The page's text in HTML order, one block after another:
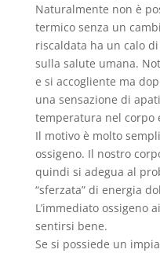
Naturalmente non è
termico senza un
riscaldata ha un calo
sulla salute umana.
e si accogliente ma
una sensazione di
temperatura nel corpo
Il motivo è molto
ossigeno. Il nostro
quindi si adegua al
“sferzata” di energia
L’immediato ossigeno
sentirsi bene.
Se si possiede un